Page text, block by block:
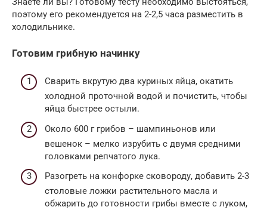
поэтому его рекомендуется на 2-2,5 часа разместить в
холодильнике.
Готовим грибную начинку
Сварить вкрутую два куриных яйца, окатить
холодной проточной водой и почистить, чтобы
яйца быстрее остыли.
Около 600 г грибов – шампиньонов или
вешенок – мелко изрубить с двумя средними
головками репчатого лука.
Разогреть на конфорке сковороду, добавить 2-3
столовые ложки растительного масла и
обжарить до готовности грибы вместе с луком,